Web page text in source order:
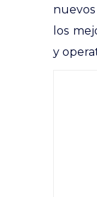
los
y